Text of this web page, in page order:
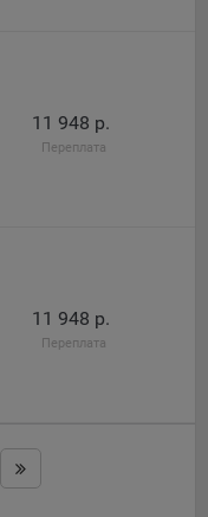
11 948 р.
Переплата
11 948 р.
Переплата